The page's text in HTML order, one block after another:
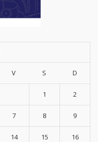
V S D
1 2
7 8 9
14 15 16